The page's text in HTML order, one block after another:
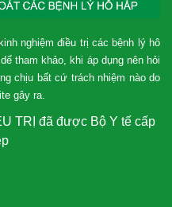
nghiệm điều trị các bệnh lý hô
tham khảo, khi áp dụng nên hỏi
chịu bất cứ trách nhiệm nào do
gây ra.
TRỊ đã được Bộ Y tế cấp